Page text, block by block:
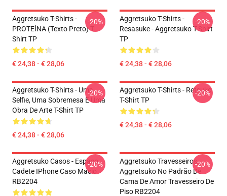
Aggretsuko T-Shirts -
PROTEÍNA (texto Preto) T-
Shirt TP
€ 24,38 - € 28,06
-20%
Aggretsuko T-Shirts -
Resasuke - Aggretsuko T-Shirt
TP
€ 24,38 - € 28,06
-20%
Aggretsuko T-Shirts - Uma
Selfie, Uma Sobremesa E Uma
Obra De Arte T-Shirt TP
€ 24,38 - € 28,06
-20%
Aggretsuko T-Shirts - Retsuko
T-Shirt TP
€ 24,38 - € 28,06
-20%
Aggretsuko Casos - Espaço
Cadete IPhone Caso Macio
RB2204
-20%
Aggretsuko Travesseiros...
Aggretsuko No Padrão De
Cama De Amor Travesseiro De
Piso RB2204
-20%